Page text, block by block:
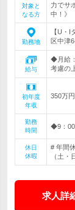
対象と
なる方
力でサ
中！》
勤務地
【U・
区中津
給与
◆月給
考慮の
初年度
年収
350万
勤務
時間
◆9：00
休日
休暇
# 年間
（土・
求人詳